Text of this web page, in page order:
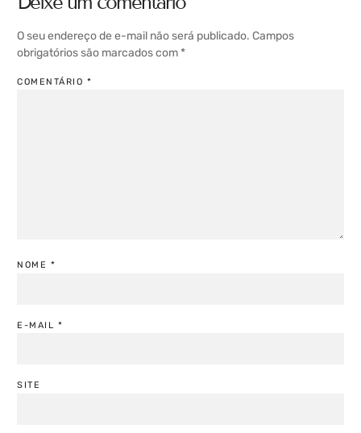
O seu endereço de e-mail não será publicado. Campos
obrigatórios são marcados com *
COMENTÁRIO *
NOME *
E-MAIL *
SITE